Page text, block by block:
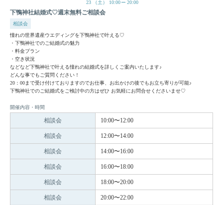
23 （土） 10:00 20:00
下鴨神社結婚式♡週末無料ご相談会
相談会
憧れの世界遺産ウエディングを下鴨神社で叶える♡
・下鴨神社でのご結婚式の魅力
・料金プラン
・空き状況
などなど下鴨神社で叶える憧れの結婚式を詳しくご案内いたします♪
どんな事でもご質問ください！
20：00まで受け付けておりますのでお仕事、お出かけの後でもお立ち寄りが可能♪
下鴨神社でのご結婚式をご検討中の方はぜひ お気軽にお問合せくださいませ♡
開催内容・時間
相談会 10:00〜12:00
相談会 12:00〜14:00
相談会 14:00〜16:00
相談会 16:00〜18:00
相談会 18:00〜20:00
相談会 20:00〜22:00